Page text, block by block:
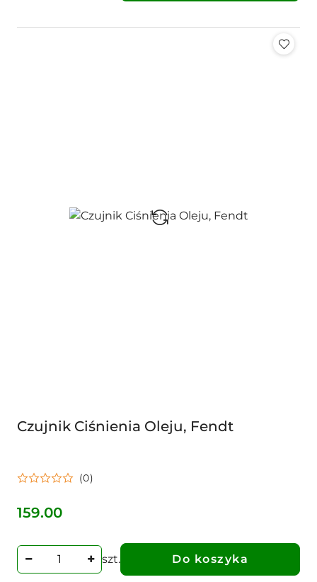
Czujnik Ciśnienia Oleju, Fendt
(0)
Cena:
159.00
szt. Do koszyka